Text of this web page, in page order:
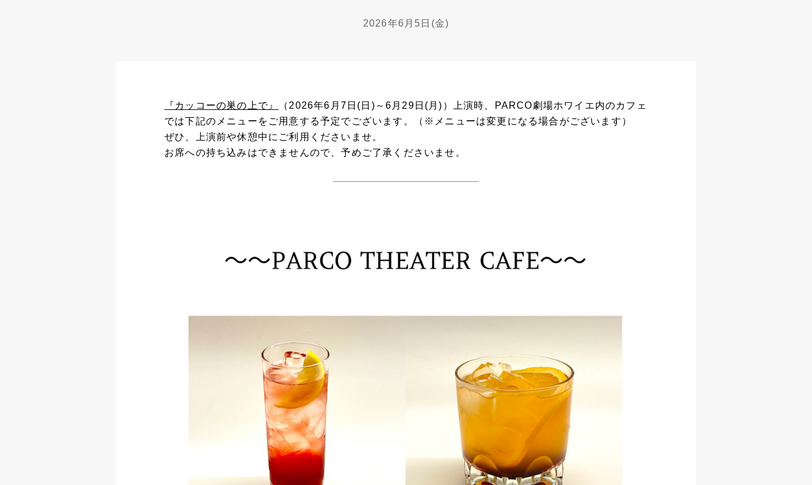
2026年6月5日(金)
『カッコーの巣の上で』
（2026年6月7日(日)～6月29日(月)）上演時、PARCO劇場ホワイエ内のカフェ
では下記のメニューをご用意する予定でございます。（※メニューは変更になる場合がございます）
ぜひ、上演前や休憩中にご利用くださいませ。
お席への持ち込みはできませんので、予めご了承くださいませ。